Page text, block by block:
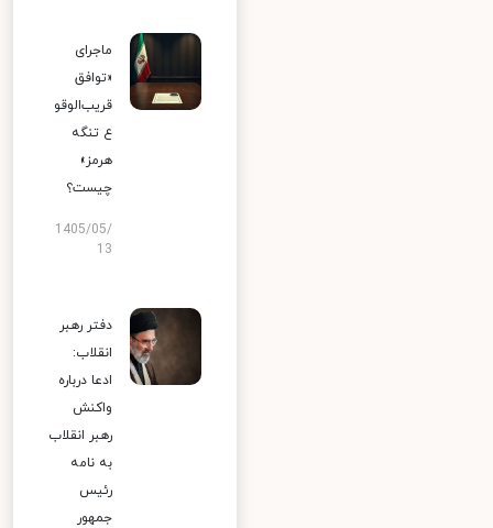
ماجرای
«توافق
قریب‌الوقو
ع تنگه
هرمز»
چیست؟
1405/05/
13
دفتر رهبر
انقلاب:
ادعا درباره
واکنش
رهبر انقلاب
به نامه
رئیس
جمهور